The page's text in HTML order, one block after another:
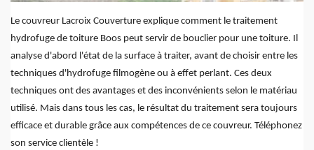
Le couvreur Lacroix Couverture explique comment le traitement
hydrofuge de toiture Boos peut servir de bouclier pour une toiture. Il
analyse d'abord l'état de la surface à traiter, avant de choisir entre les
techniques d'hydrofuge filmogène ou à effet perlant. Ces deux
techniques ont des avantages et des inconvénients selon le matériau
utilisé. Mais dans tous les cas, le résultat du traitement sera toujours
efficace et durable grâce aux compétences de ce couvreur. Téléphonez
son service clientèle !